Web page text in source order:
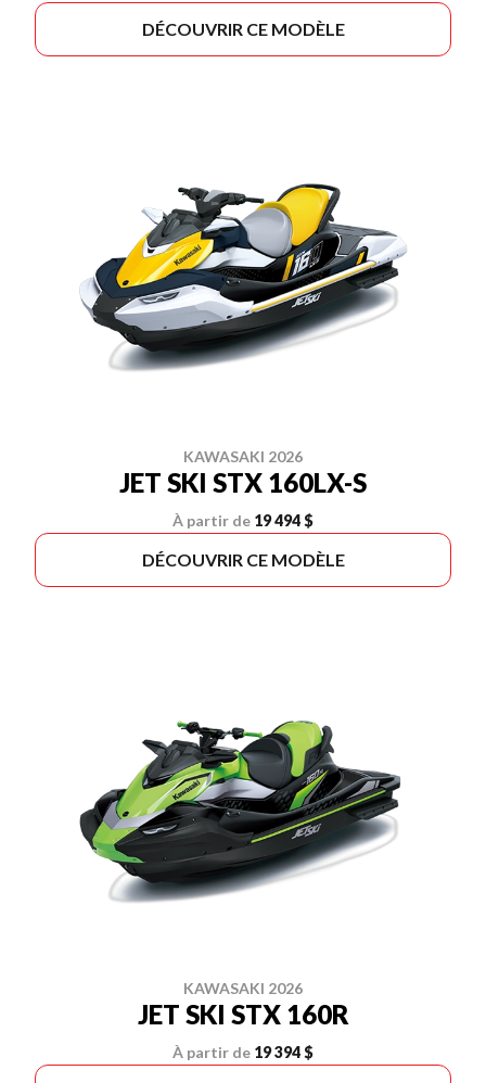
DÉCOUVRIR CE MODÈLE
KAWASAKI 2026
JET SKI STX 160LX-S
À partir de 19 494 $
DÉCOUVRIR CE MODÈLE
KAWASAKI 2026
JET SKI STX 160R
À partir de 19 394 $